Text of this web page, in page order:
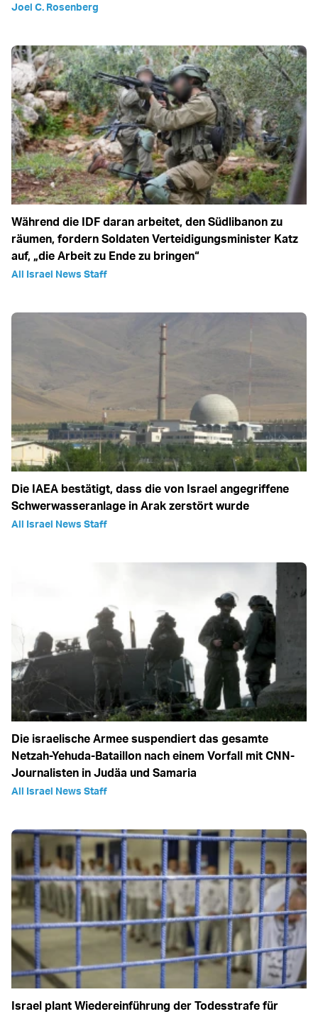
Joel C. Rosenberg
Während die IDF daran arbeitet, den Südlibanon zu
räumen, fordern Soldaten Verteidigungsminister Katz
auf, „die Arbeit zu Ende zu bringen“
All Israel News Staff
Die IAEA bestätigt, dass die von Israel angegriffene
Schwerwasseranlage in Arak zerstört wurde
All Israel News Staff
Die israelische Armee suspendiert das gesamte
Netzah-Yehuda-Bataillon nach einem Vorfall mit CNN-
Journalisten in Judäa und Samaria
All Israel News Staff
Israel plant Wiedereinführung der Todesstrafe für